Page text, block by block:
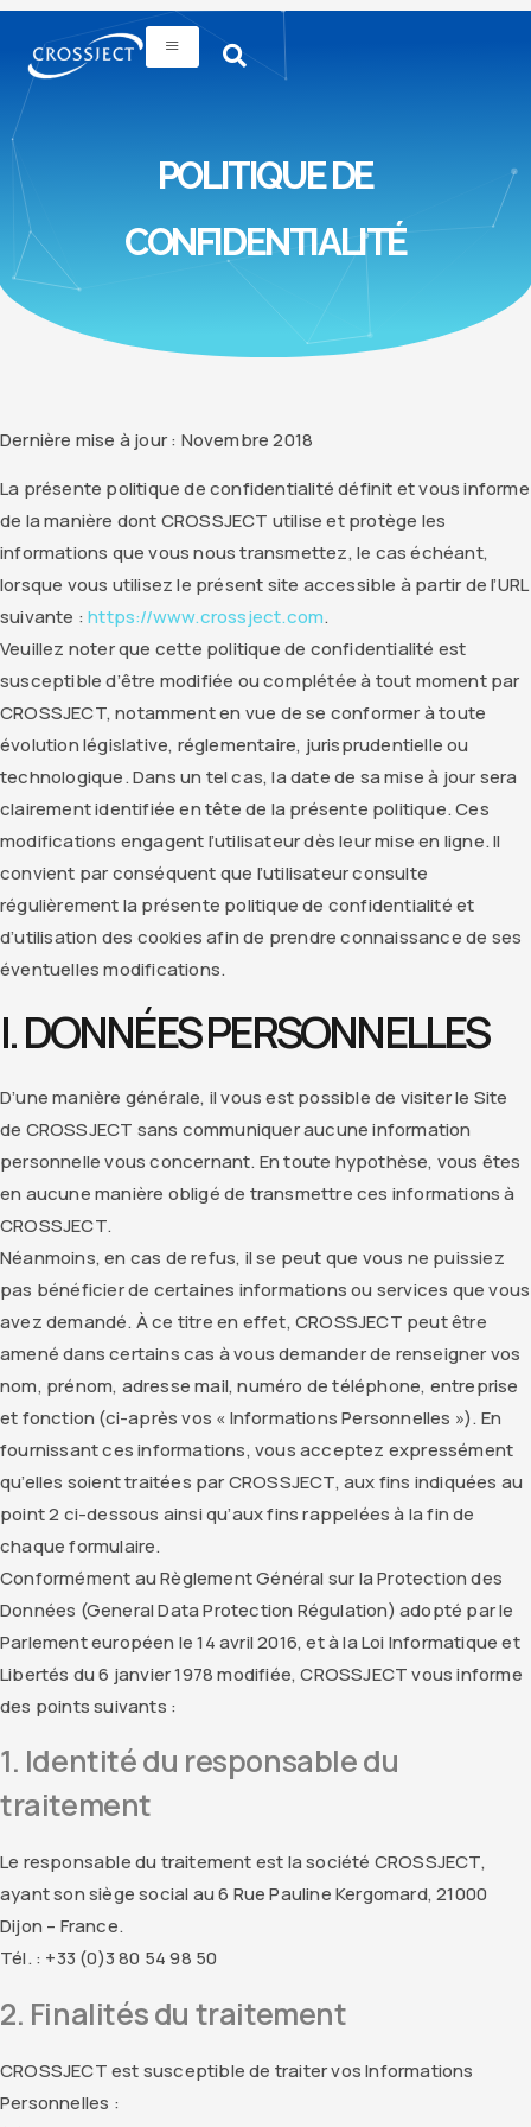
POLITIQUE DE
CONFIDENTIALITÉ
Dernière mise à jour : Novembre 2018
La présente politique de confidentialité définit et vous informe
de la manière dont CROSSJECT utilise et protège les
informations que vous nous transmettez, le cas échéant,
lorsque vous utilisez le présent site accessible à partir de l’URL
suivante :https://www.crossject.com.
Veuillez noter que cette politique de confidentialité est
susceptible d’être modifiée ou complétée à tout moment par
CROSSJECT, notamment en vue de se conformer à toute
évolution législative, réglementaire, jurisprudentielle ou
technologique. Dans un tel cas, la date de sa mise à jour sera
clairement identifiée en tête de la présente politique. Ces
modifications engagent l’utilisateur dès leur mise en ligne. Il
convient par conséquent que l’utilisateur consulte
régulièrement la présente politique de confidentialité et
d’utilisation des cookies afin de prendre connaissance de ses
éventuelles modifications.
I. DONNÉES PERSONNELLES
D’une manière générale, il vous est possible de visiter le Site
de CROSSJECT sans communiquer aucune information
personnelle vous concernant. En toute hypothèse, vous êtes
en aucune manière obligé de transmettre ces informations à
CROSSJECT.
Néanmoins, en cas de refus, il se peut que vous ne puissiez
pas bénéficier de certaines informations ou services que vous
avez demandé. À ce titre en effet, CROSSJECT peut être
amené dans certains cas à vous demander de renseigner vos
nom, prénom, adresse mail, numéro de téléphone, entreprise
et fonction (ci-après vos « Informations Personnelles »). En
fournissant ces informations, vous acceptez expressément
qu’elles soient traitées par CROSSJECT, aux fins indiquées au
point 2 ci-dessous ainsi qu’aux fins rappelées à la fin de
chaque formulaire.
Conformément au Règlement Général sur la Protection des
Données (General Data Protection Régulation) adopté par le
Parlement européen le 14 avril 2016, et à la Loi Informatique et
Libertés du 6 janvier 1978 modifiée, CROSSJECT vous informe
des points suivants :
1. Identité du responsable du
traitement
Le responsable du traitement est la société CROSSJECT,
ayant son siège social au 6 Rue Pauline Kergomard, 21000
Dijon – France.
Tél. : +33 (0)3 80 54 98 50
2. Finalités du traitement
CROSSJECT est susceptible de traiter vos Informations
Personnelles :